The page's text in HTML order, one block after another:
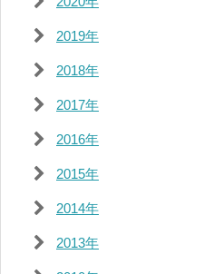
2019年
2018年
2017年
2016年
2015年
2014年
2013年